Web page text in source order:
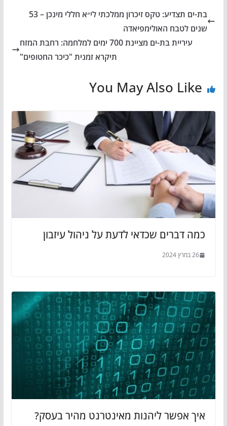
בת-ים תצדיע: טקס זיכרון ממלכתי לי״א חללי מינכן – 53
שנים לטבח האולימפיאדה
עיריית בת-ים מציינת 700 ימים למלחמה: רחבת המזח
תיקרא זמנית "כיכר החטופים"
You May Also Like
כמה דברים שכדאי לדעת על ניהול עיזבון
26 במרץ 2024
איך אפשר ליהנות מאינטרנט מהיר בעסק?